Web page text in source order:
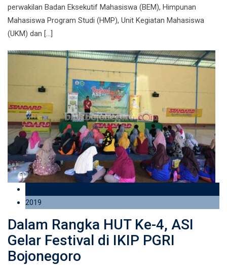
perwakilan Badan Eksekutif Mahasiswa (BEM), Himpunan
Mahasiswa Program Studi (HMP), Unit Kegiatan Mahasiswa
(UKM) dan […]
2019
Dalam Rangka HUT Ke-4, ASI
Gelar Festival di IKIP PGRI
Bojonegoro